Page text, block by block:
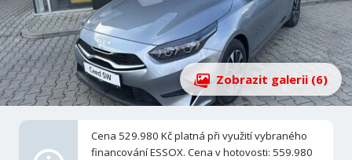
Zobrazit galerii (6)
Cena 529.980 Kč platná při využití vybraného
financování ESSOX. Cena v hotovosti: 559.980